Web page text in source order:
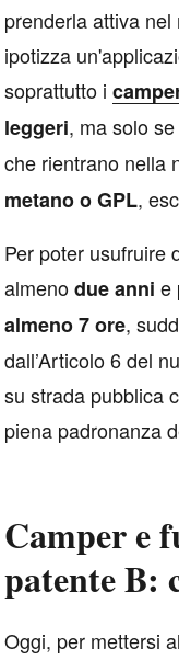
prenderla attiva
ipotizza
soprattutto i
leggeri, ma solo
che rientrano nella
metano o GPL,
Per poter usufruire
almenodue anni e
almeno 7 ore,
dall’Articolo 6 del
su strada pubblica
piena padronanza
Camper e
patente B:
Oggi, per mettersi